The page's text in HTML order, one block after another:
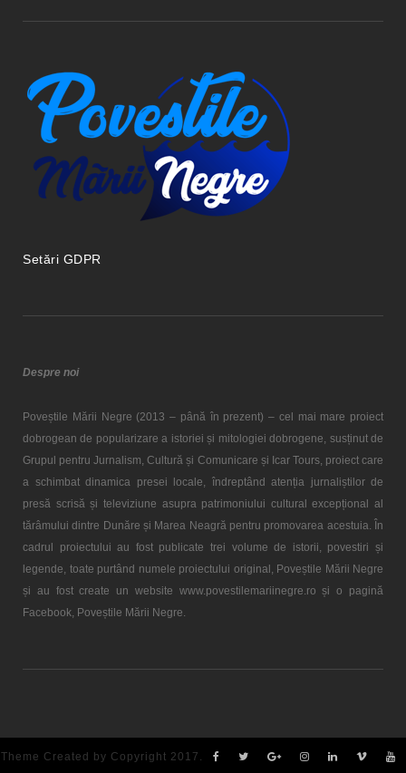
Setări GDPR
Despre noi
Poveștile Mării Negre (2013 – până în prezent) – cel mai mare proiect
dobrogean de popularizare a istoriei și mitologiei dobrogene, susținut de
Grupul pentru Jurnalism, Cultură și Comunicare și Icar Tours, proiect care
a schimbat dinamica presei locale, îndreptând atenția jurnaliștilor de
presă scrisă și televiziune asupra patrimoniului cultural excepțional al
tărâmului dintre Dunăre și Marea Neagră pentru promovarea acestuia. În
cadrul proiectului au fost publicate trei volume de istorii, povestiri și
legende, toate purtând numele proiectului original, Poveștile Mării Negre
și au fost create un website www.povestilemariinegre.ro și o pagină
Facebook, Poveștile Mării Negre.
Theme Created by Copyright 2017.